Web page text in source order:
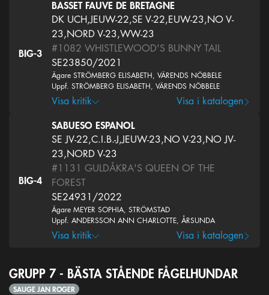
BIG-3
BASSET FAUVE DE BRETAGNE
DK UCH,JEUW-22,SE V-22,EUW-23,NO V-
23,NORD V-23,WW-23
#1082 WHISTLEWOOD'S BUNNY TAIL
SE23850/2021
Ägare STRÖMBERG ELISABETH, VÄRENDS NÖBBELE
Uppf. STRÖMBERG ELISABETH, VÄRENDS NÖBBELE
Visa kritik Visa i katalogen
BIG-4
SABUESO ESPANOL
SE JV-22,C.I.B.-J,JEUW-23,NO V-23,NO JV-
23,NORD V-23
#1131 GULDÅKRA'S QUEEN OF THE
FOREST
SE24931/2022
Ägare MEYER SOPHIA, STRÖMSTAD
Uppf. ANDERSSON ANN CHARLOTTE, ÅRSUNDA
Visa kritik Visa i katalogen
GRUPP 7 - BÄSTA STÅENDE FÅGELHUNDAR
SAUGE JAN ROGER